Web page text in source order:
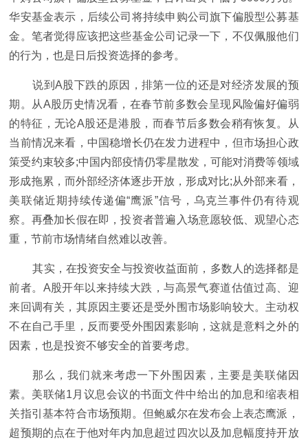
华安基金表示，后续公司将持续申购公司旗下偏股型公募基
金。笔者觉得应该把这些基金公司记录一下，不仅佩服他们
的行为，也是日后投资选择的参考。
说到A股下跌的原因，排第一位的还是对经济发展的预
期。从A股历史情况看，在春节前多数会呈现风险偏好偏弱
的特征，无论A股还是港股，而春节后多数会稍有恢复。从
当前情况来看，中国稳增长仍在发力进程中，但市场担心政
策受约束较多;中国内部疫情仍零星散发，可能对消费等领域
形成拖累，而外部经济体逐步开放，形成对比;从外部来看，
美联储近期持续传递偏“鹰派”信号，乌克兰事件仍有待观
察。再叠加长假在即，投资者普遍入场意愿较低、观望心态
重，节前市场情绪自然难以改善。
其实，在投资安全与投资收益面前，多数人的选择都是
前者。A股开年以来持续大跌，与高景气赛道估值过高、迎
来回调有关，其原因主要还是受外围市场影响较大。主动权
不在自己手里，反而要受外围因素影响，这就是意料之外的
因素，也是投资不够安全的首要考虑。
那么，我们就来考虑一下外围因素，主要是美联储因
素。美联储1月议息会议的书面文件中给出的加息和缩表相
关指引基本符合市场预期。但鲍威尔在发布会上表态鹰派，
超预期的点在于他对年内加息超过四次以及加息幅度持开放